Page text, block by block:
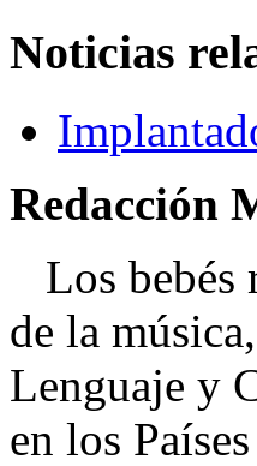
Noticias
Redacción
Los bebés
de la
Lenguaje y
en los